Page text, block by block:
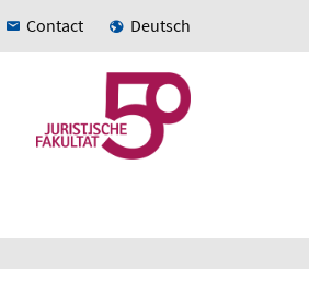
Contact Deutsch